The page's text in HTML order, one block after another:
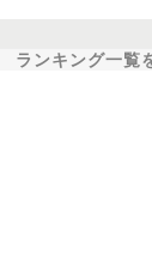
ランキング一覧